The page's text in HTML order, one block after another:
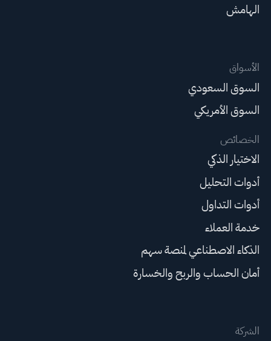
الهامش
الأسواق
السوق السعودي
السوق الأمريكي
الخصائص
الاختيار الذكي
أدوات التحليل
أدوات التداول
خدمة العملاء
الذكاء الاصطناعي لمنصة سهم
أمان الحساب والربح والخسارة
الشركة